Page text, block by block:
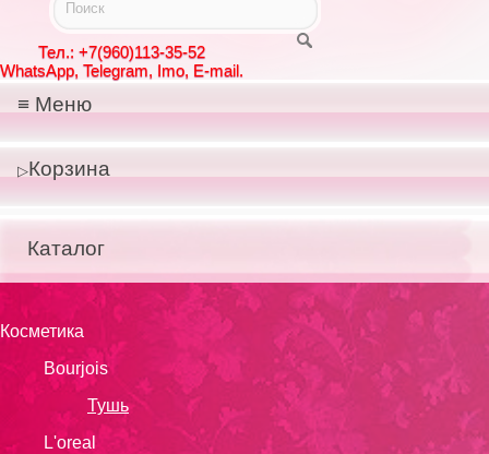
Тел.: +7(960)113-35-52
WhatsApp, Telegram, Imo, E-mail.
Меню
Корзина
Каталог
Косметика
Bourjois
Тушь
L'oreal